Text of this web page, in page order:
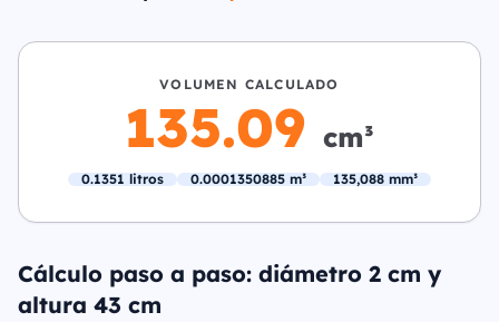
VOLUMEN CALCULADO
135.09 cm³
0.1351 litros 0.0001350885 m³ 135,088 mm³
Cálculo paso a paso: diámetro 2 cm y
altura 43 cm